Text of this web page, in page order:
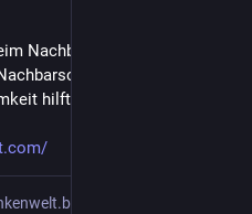
Nachbarn geklingelt? Zeit
Warum der
hilft, liest du im Blog.